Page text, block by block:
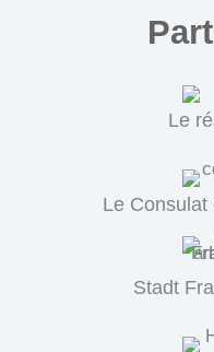
Le
Le Consulat
Stadt